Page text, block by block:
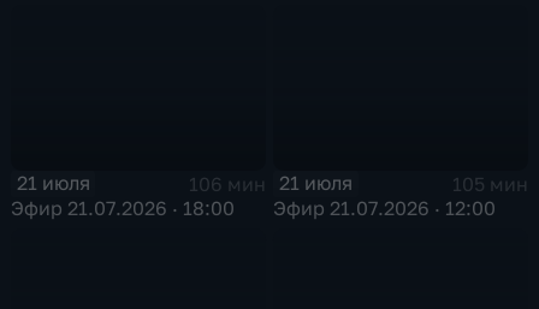
21 июля
106 мин
Эфир 21.07.2026 · 18:00
21 июля
105 мин
Эфир 21.07.2026 · 12:00